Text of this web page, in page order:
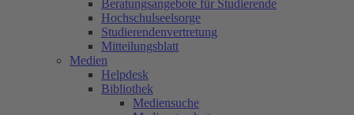
Beratungsangebote für Studierende
Hochschulseelsorge
Studierendenvertretung
Mitteilungsblatt
Medien
Helpdesk
Bibliothek
Mediensuche